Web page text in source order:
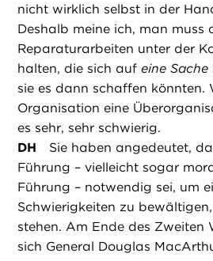
nicht wirklich selbst in der
Deshalb meine ich, man muss
Reparaturarbeiten unter der
halten, die sich aufeine Sache
sie es dann schaffen könnten.
Organisation eine
es sehr, sehr schwierig.
DH
Sie haben angedeutet,
Führung – vielleicht sogar
Führung – notwendig sei, um
Schwierigkeiten zu
stehen. Am Ende des Zweiten
sich General Douglas